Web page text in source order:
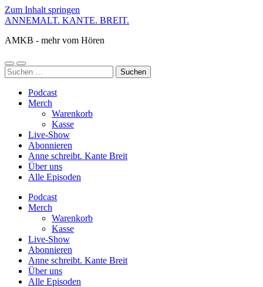
Zum Inhalt springen
ANNEMALT. KANTE. BREIT.
AMKB - mehr vom Hören
Mobile-
Menü
Suchfeld
ein-/ausblenden
Suchen
nach:
Podcast
Merch
Warenkorb
Kasse
Live-Show
Abonnieren
Anne schreibt. Kante Breit
Über uns
Alle Episoden
Podcast
Merch
Warenkorb
Kasse
Live-Show
Abonnieren
Anne schreibt. Kante Breit
Über uns
Alle Episoden